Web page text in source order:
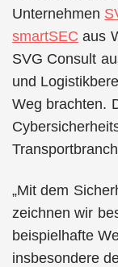
Unternehmen
smartSEC aus
SVG Consult
und
Weg brachten.
„Mit dem
zeichnen wir
beispielhafte
insbesondere